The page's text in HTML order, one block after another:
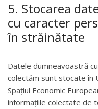
5. Stocarea
cu caracter
în străinătate
Datele dumneavoastră
colectăm sunt stocate în
Spațiul Economic
informațiile colectate de